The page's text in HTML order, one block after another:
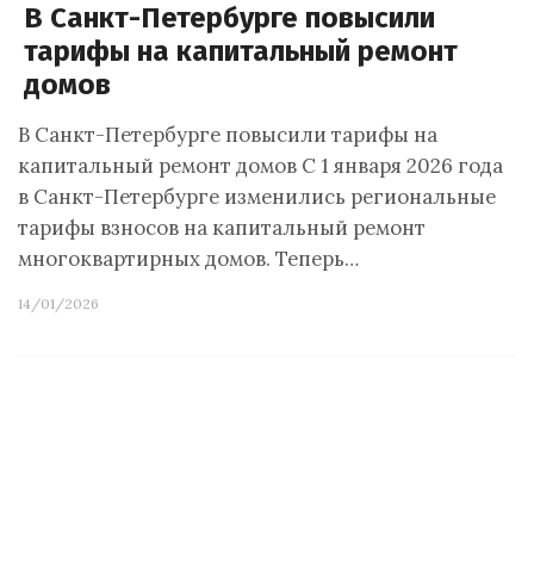
В Санкт-Петербурге повысили
тарифы на капитальный ремонт
домов
В Санкт-Петербурге повысили тарифы на
капитальный ремонт домов С 1 января 2026 года
в Санкт-Петербурге изменились региональные
тарифы взносов на капитальный ремонт
многоквартирных домов. Теперь…
14/01/2026